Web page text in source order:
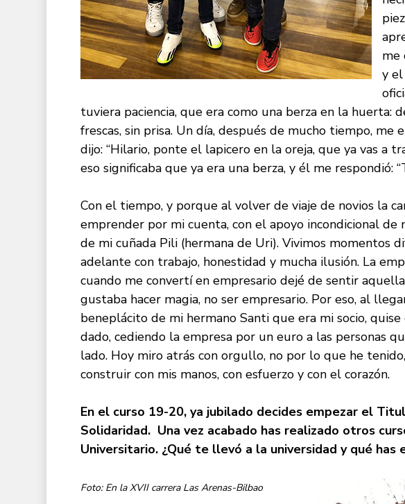
me
y
tuviera paciencia, que era como una berza en la huerta:
frescas, sin prisa. Un día, después de mucho tiempo,
dijo: “Hilario, ponte el lapicero en la oreja, que ya vas a
eso significaba que ya era una berza, y él me respondió:
Con el tiempo, y porque al volver de viaje de novios la
emprender por mi cuenta, con el apoyo incondicional de
de mi cuñada Pili (hermana de Uri). Vivimos momentos
adelante con trabajo, honestidad y mucha ilusión. La
cuando me convertí en empresario dejé de sentir
gustaba hacer magia, no ser empresario. Por eso, al
beneplácito de mi hermano Santi que era mi socio,
dado, cediendo la empresa por un euro a las personas
lado. Hoy miro atrás con orgullo, no por lo que he
construir con mis manos, con esfuerzo y con el corazón.
En el curso 19-20, ya jubilado decides empezar el
Solidaridad. Una vez acabado has realizado otros
Universitario. ¿Qué te llevó a la universidad y qué has
Foto: En la XVII carrera Las Arenas-Bilbao